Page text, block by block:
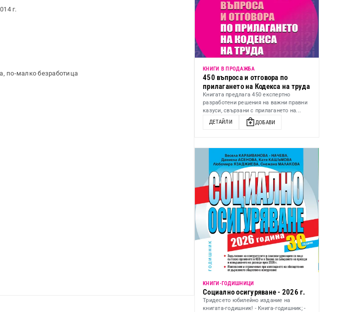
г.
по-малко безработица
КНИГИ В ПРОДАЖБА
450 въпроса и отговора по
прилагането на Кодекса на труда
Книгата предлага 450 експертно
разработени решения на важни правни
казуси, свързани с прилагането на...
ДЕТАЙЛИ
ДОБАВИ
KНИГИ-ГОДИШНИЦИ
Социално осигуряване - 2026 г.
Тридесето юбилейно издание на
книгата-годишник! - Книга-годишник; -